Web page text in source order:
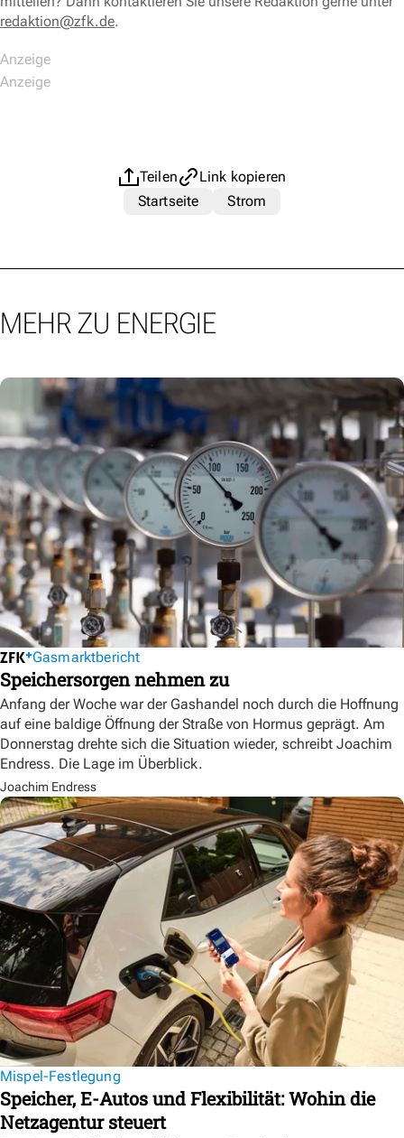
redaktion@zfk.de.
Teilen
Link kopieren
Startseite
Strom
MEHR ZU ENERGIE
Gasmarktbericht
Speichersorgen nehmen zu
Anfang der Woche war der Gashandel noch durch die Hoffnung
auf eine baldige Öffnung der Straße von Hormus geprägt. Am
Donnerstag drehte sich die Situation wieder, schreibt Joachim
Endress. Die Lage im Überblick.
Joachim Endress
Mispel-Festlegung
Speicher, E-Autos und Flexibilität: Wohin die
Netzagentur steuert